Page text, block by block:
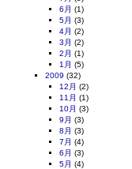
6月 (1)
5月 (3)
4月 (2)
3月 (2)
2月 (1)
1月 (5)
2009 (32)
12月 (2)
11月 (1)
10月 (3)
9月 (3)
8月 (3)
7月 (4)
6月 (3)
5月 (4)